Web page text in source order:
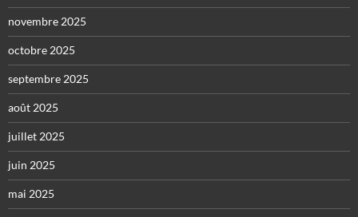
novembre 2025
octobre 2025
septembre 2025
août 2025
juillet 2025
juin 2025
mai 2025